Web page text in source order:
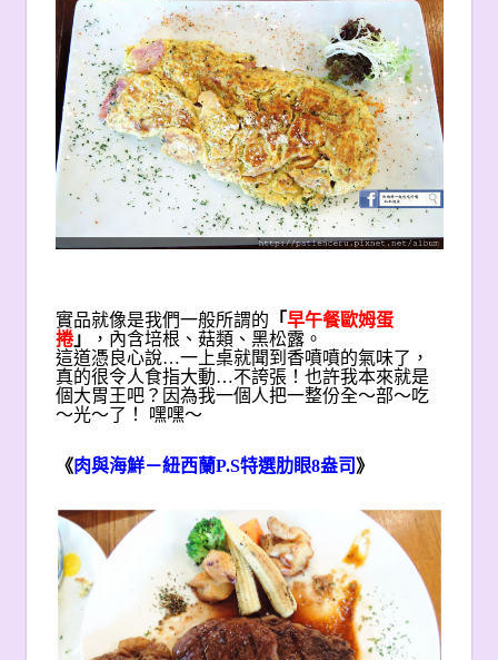
實品就像是我們一般所謂的 「早午餐歐姆蛋
捲」
，內含培根、菇類、黑松露。
這道憑良心說…一上桌就聞到香噴噴的氣味了，
真的很令人食指大動…不誇張！也許我本來就是
個大胃王吧？因為我一個人把一整份全～部～吃
～光～了！ 嘿嘿～
《肉與海鮮－紐西蘭P.S特選肋眼8盎司 》